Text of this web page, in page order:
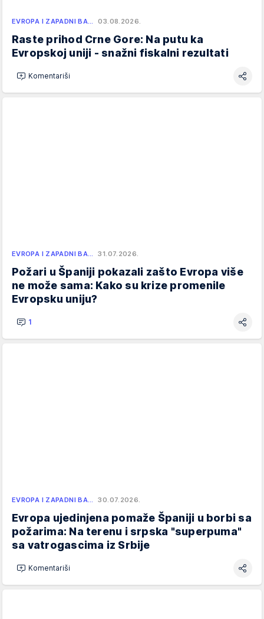
EVROPA I ZAPADNI BA… 03.08.2026.
Raste prihod Crne Gore: Na putu ka
Evropskoj uniji - snažni fiskalni rezultati
Komentariši
EVROPA I ZAPADNI BA… 31.07.2026.
Požari u Španiji pokazali zašto Evropa više
ne može sama: Kako su krize promenile
Evropsku uniju?
1
EVROPA I ZAPADNI BA… 30.07.2026.
Evropa ujedinjena pomaže Španiji u borbi sa
požarima: Na terenu i srpska "superpuma"
sa vatrogascima iz Srbije
Komentariši